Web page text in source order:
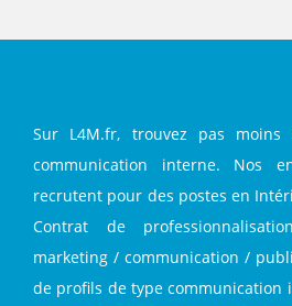
Sur L4M.fr, trouvez pas
communication interne. Nos
recrutent pour des postes en
Contrat de
marketing / communication /
de profils de type communication